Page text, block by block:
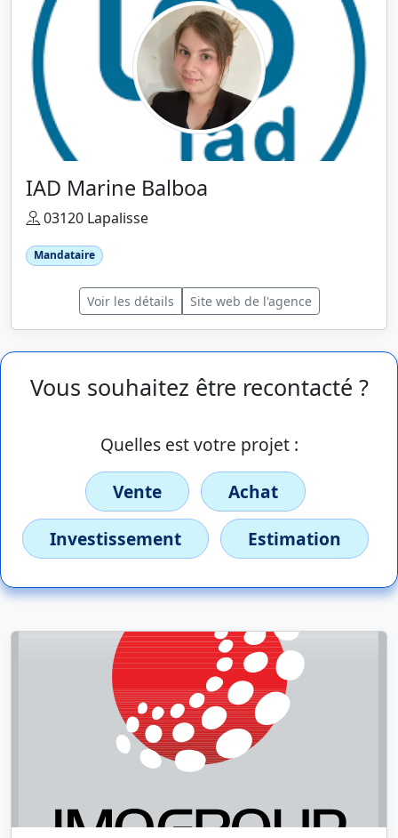
IAD Marine Balboa
03120 Lapalisse
Mandataire
Voir les détails Site web de l'agence
Vous souhaitez être recontacté ?
Quelles est votre projet :
Vente
Achat
Investissement
Estimation